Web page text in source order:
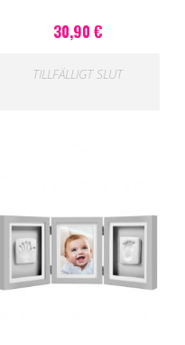
30,90 €
TILLFÄLLIGT SLUT